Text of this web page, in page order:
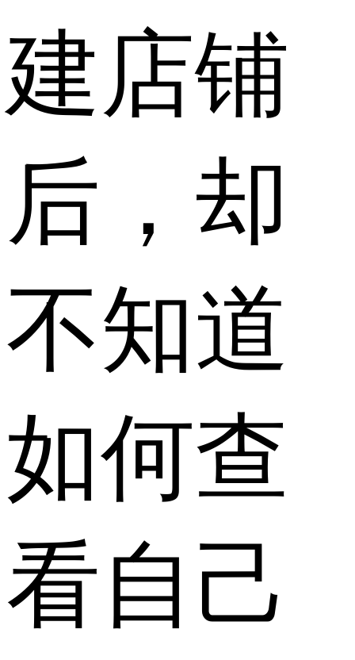
建店铺
后，却
不知道
如何查
看自己